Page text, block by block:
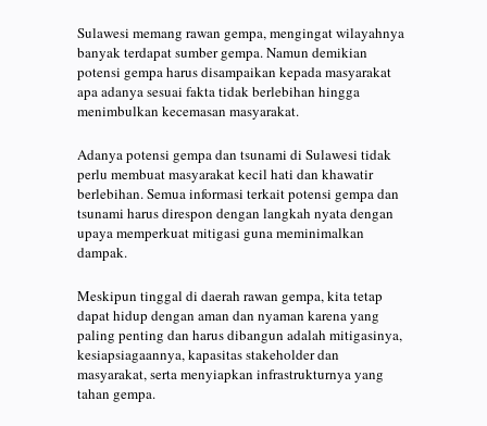
Sulawesi memang rawan gempa, mengingat wilayahnya
banyak terdapat sumber gempa. Namun demikian
potensi gempa harus disampaikan kepada masyarakat
apa adanya sesuai fakta tidak berlebihan hingga
menimbulkan kecemasan masyarakat.
Adanya potensi gempa dan tsunami di Sulawesi tidak
perlu membuat masyarakat kecil hati dan khawatir
berlebihan. Semua informasi terkait potensi gempa dan
tsunami harus direspon dengan langkah nyata dengan
upaya memperkuat mitigasi guna meminimalkan
dampak.
Meskipun tinggal di daerah rawan gempa, kita tetap
dapat hidup dengan aman dan nyaman karena yang
paling penting dan harus dibangun adalah mitigasinya,
kesiapsiagaannya, kapasitas stakeholder dan
masyarakat, serta menyiapkan infrastrukturnya yang
tahan gempa.